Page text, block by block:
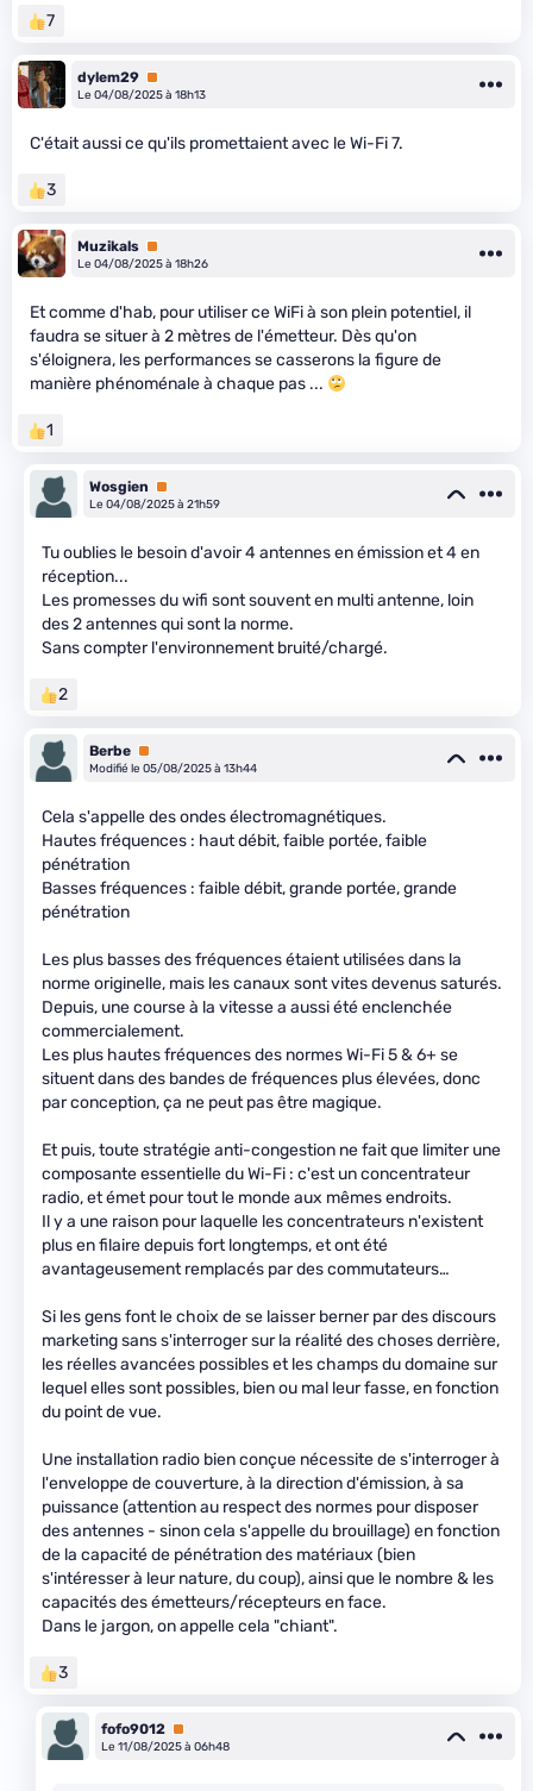
7
dylem29 Premium
Le 04/08/2025 à 18h13
C'était aussi ce qu'ils promettaient avec le Wi-Fi 7.
3
Muzikals Premium
Le 04/08/2025 à 18h26
Et comme d'hab, pour utiliser ce WiFi à son plein potentiel, il
faudra se situer à 2 mètres de l'émetteur. Dès qu'on
s'éloignera, les performances se casserons la figure de
manière phénoménale à chaque pas ...
1
Wosgien
Premium
Le 04/08/2025 à 21h59
Tu oublies le besoin d'avoir 4 antennes en émission et 4 en
réception...
Les promesses du wifi sont souvent en multi antenne, loin
des 2 antennes qui sont la norme.
Sans compter l'environnement bruité/chargé.
2
Berbe Premium
Modifié le 05/08/2025 à 13h44
Cela s'appelle des ondes électromagnétiques.
Hautes fréquences : haut débit, faible portée, faible
pénétration
Basses fréquences : faible débit, grande portée, grande
pénétration
Les plus basses des fréquences étaient utilisées dans la
norme originelle, mais les canaux sont vites devenus saturés.
Depuis, une course à la vitesse a aussi été enclenchée
commercialement.
Les plus hautes fréquences des normes Wi-Fi 5 & 6+ se
situent dans des bandes de fréquences plus élevées, donc
par conception, ça ne peut pas être magique.
Et puis, toute stratégie anti-congestion ne fait que limiter une
composante essentielle du Wi-Fi : c'est un concentrateur
radio, et émet pour tout le monde aux mêmes endroits.
Il y a une raison pour laquelle les concentrateurs n'existent
plus en filaire depuis fort longtemps, et ont été
avantageusement remplacés par des commutateurs…
Si les gens font le choix de se laisser berner par des discours
marketing sans s'interroger sur la réalité des choses derrière,
les réelles avancées possibles et les champs du domaine sur
lequel elles sont possibles, bien ou mal leur fasse, en fonction
du point de vue.
Une installation radio bien conçue nécessite de s'interroger à
l'enveloppe de couverture, à la direction d'émission, à sa
puissance (attention au respect des normes pour disposer
des antennes - sinon cela s'appelle du brouillage) en fonction
de la capacité de pénétration des matériaux (bien
s'intéresser à leur nature, du coup), ainsi que le nombre & les
capacités des émetteurs/récepteurs en face.
Dans le jargon, on appelle cela "chiant".
3
fofo9012 Premium
Le 11/08/2025 à 06h48